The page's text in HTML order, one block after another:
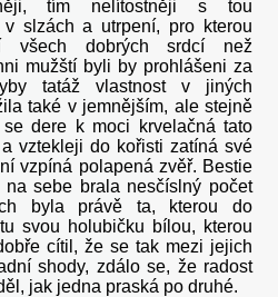
tím nelítostněji s tou
v slzách a utrpení, pro kterou
všech dobrých srdcí než
mužští byli by prohlášeni za
tatáž vlastnost v jiných
také v jemnějším, ale stejně
dere k moci krvelačná tato
vztekleji do kořisti zatíná své
vzpíná polapená zvěř. Bestie
sebe brala nesčíslný počet
byla právě ta, kterou do
svou holubičku bílou, kterou
cítil, že se tak mezi jejich
shody, zdálo se, že radost
jak jedna praská po druhé.